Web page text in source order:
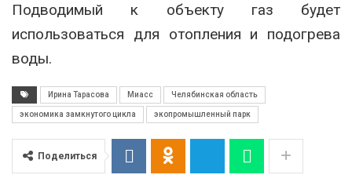
Подводимый к объекту газ будет
использоваться для отопления и подогрева
воды.
Ирина Тарасова Миасс Челябинская область
экономика замкнутого цикла экопромышленный парк
Поделиться